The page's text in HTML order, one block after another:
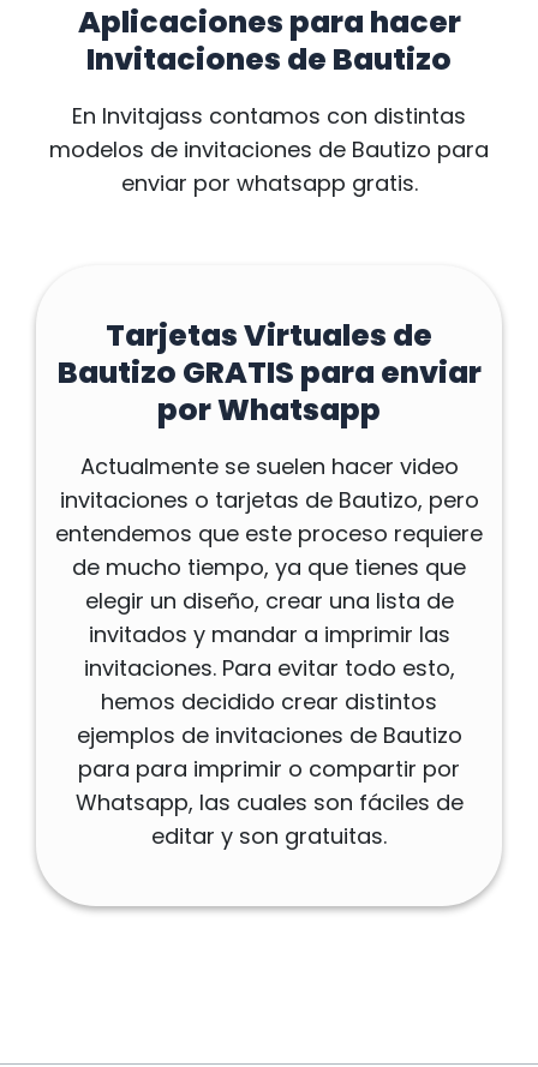
Aplicaciones para hacer
Invitaciones de Bautizo
En Invitajass contamos con distintas
modelos de invitaciones de Bautizo para
enviar por whatsapp gratis.
Tarjetas Virtuales de
Bautizo GRATIS para enviar
por Whatsapp
Actualmente se suelen hacer video
invitaciones o tarjetas de Bautizo, pero
entendemos que este proceso requiere
de mucho tiempo, ya que tienes que
elegir un diseño, crear una lista de
invitados y mandar a imprimir las
invitaciones. Para evitar todo esto,
hemos decidido crear distintos
ejemplos de invitaciones de Bautizo
para para imprimir o compartir por
Whatsapp, las cuales son fáciles de
editar y son gratuitas.